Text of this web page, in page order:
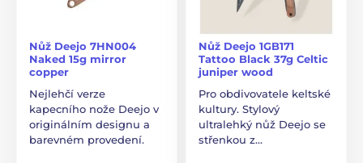
Nůž Deejo 7HN004
Naked 15g mirror
copper
Nejlehčí verze
kapecního nože Deejo v
originálním designu a
barevném provedení.
Nůž Deejo 1GB171
Tattoo Black 37g Celtic
juniper wood
Pro obdivovatele keltské
kultury. Stylový
ultralehký nůž Deejo se
střenkou z…